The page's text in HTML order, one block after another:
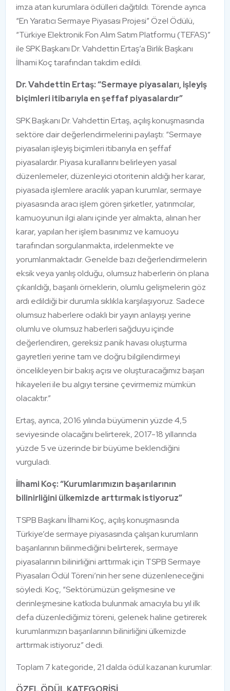
imza atan kurumlara ödülleri dağıtıldı. Törende ayrıca
“En Yaratıcı Sermaye Piyasası Projesi” Özel Ödülü,
“Türkiye Elektronik Fon Alım Satım Platformu (TEFAS)”
ile SPK Başkanı Dr. Vahdettin Ertaş’a Birlik Başkanı
İlhami Koç tarafından takdim edildi.
Dr. Vahdettin Ertaş: “Sermaye piyasaları, işleyiş
biçimleri itibarıyla en şeffaf piyasalardır”
SPK Başkanı Dr. Vahdettin Ertaş, açılış konuşmasında
sektöre dair değerlendirmelerini paylaştı: “Sermaye
piyasaları işleyiş biçimleri itibarıyla en şeffaf
piyasalardır. Piyasa kurallarını belirleyen yasal
düzenlemeler, düzenleyici otoritenin aldığı her karar,
piyasada işlemlere aracılık yapan kurumlar, sermaye
piyasasında aracı işlem gören şirketler, yatırımcılar,
kamuoyunun ilgi alanı içinde yer almakta, alınan her
karar, yapılan her işlem basınımız ve kamuoyu
tarafından sorgulanmakta, irdelenmekte ve
yorumlanmaktadır. Genelde bazı değerlendirmelerin
eksik veya yanlış olduğu, olumsuz haberlerin ön plana
çıkarıldığı, başarılı örneklerin, olumlu gelişmelerin göz
ardı edildiği bir durumla sıklıkla karşılaşıyoruz. Sadece
olumsuz haberlere odaklı bir yayın anlayışı yerine
olumlu ve olumsuz haberleri sağduyu içinde
değerlendiren, gereksiz panik havası oluşturma
gayretleri yerine tam ve doğru bilgilendirmeyi
öncelikleyen bir bakış açısı ve oluşturacağımız başarı
hikayeleri ile bu algıyı tersine çevirmemiz mümkün
olacaktır.”
Ertaş, ayrıca, 2016 yılında büyümenin yüzde 4,5
seviyesinde olacağını belirterek, 2017-18 yıllarında
yüzde 5 ve üzerinde bir büyüme beklendiğini
vurguladı.
İlhami Koç: “Kurumlarımızın başarılarının
bilinirliğini ülkemizde arttırmak istiyoruz”
TSPB Başkanı İlhami Koç, açılış konuşmasında
Türkiye’de sermaye piyasasında çalışan kurumların
başarılarının bilinmediğini belirterek, sermaye
piyasalarının bilinirliğini arttırmak için TSPB Sermaye
Piyasaları Ödül Töreni’nin her sene düzenleneceğini
söyledi. Koç, “Sektörümüzün gelişmesine ve
derinleşmesine katkıda bulunmak amacıyla bu yıl ilk
defa düzenlediğimiz töreni, gelenek haline getirerek
kurumlarımızın başarılarının bilinirliğini ülkemizde
arttırmak istiyoruz” dedi.
Toplam 7 kategoride, 21 dalda ödül kazanan kurumlar: